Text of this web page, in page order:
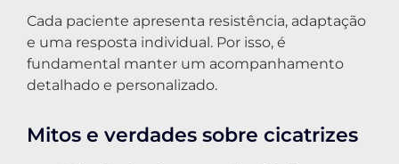
Cada paciente apresenta resistência, adaptação
e uma resposta individual. Por isso, é
fundamental manter um acompanhamento
detalhado e personalizado.
Mitos e verdades sobre cicatrizes